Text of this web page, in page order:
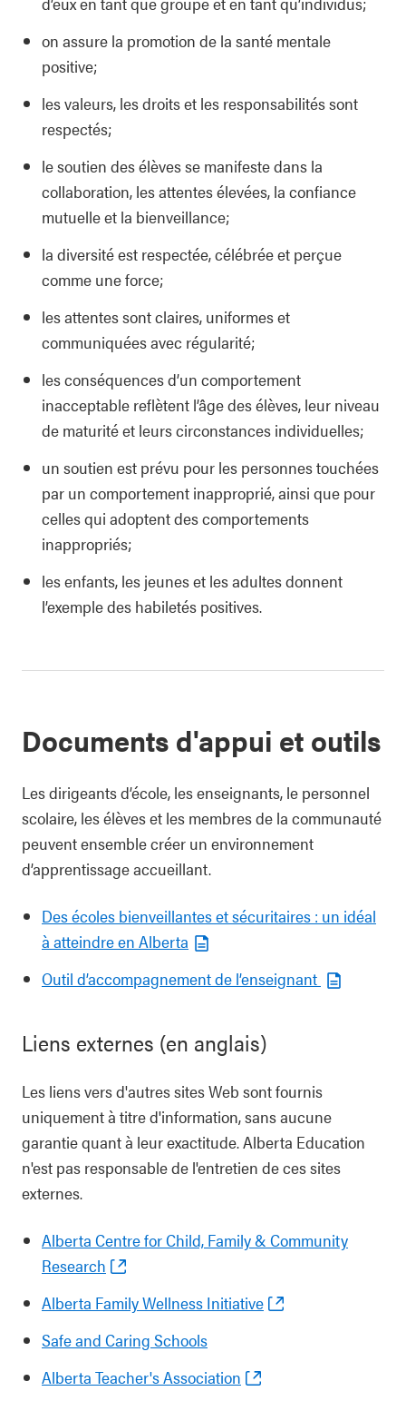
on assure la promotion de la santé mentale
positive;
les valeurs, les droits et les responsabilités sont
respectés;
le soutien des élèves se manifeste dans la
collaboration, les attentes élevées, la confiance
mutuelle et la bienveillance;
la diversité est respectée, célébrée et perçue
comme une force;
les attentes sont claires, uniformes et
communiquées avec régularité;
les conséquences d’un comportement
inacceptable reflètent l’âge des élèves, leur niveau
de maturité et leurs circonstances individuelles;
un soutien est prévu pour les personnes touchées
par un comportement inapproprié, ainsi que pour
celles qui adoptent des comportements
inappropriés;
les enfants, les jeunes et les adultes donnent
l’exemple des habiletés positives.
Documents d'appui et outils
Les dirigeants d’école, les enseignants, le personnel
scolaire, les élèves et les membres de la communauté
peuvent ensemble créer un environnement
d’apprentissage accueillant.
Des écoles bienveillantes et sécuritaires : un idéal
à atteindre en Alberta
Outil d’accompagnement de l’enseignant
Liens externes (en anglais)
Les liens vers d'autres sites Web sont fournis
uniquement à titre d'information, sans aucune
garantie quant à leur exactitude. Alberta Education
n'est pas responsable de l'entretien de ces sites
externes.
Alberta Centre for Child, Family & Community
Research
Alberta Family Wellness Initiative
Safe and Caring Schools
Alberta Teacher's Association